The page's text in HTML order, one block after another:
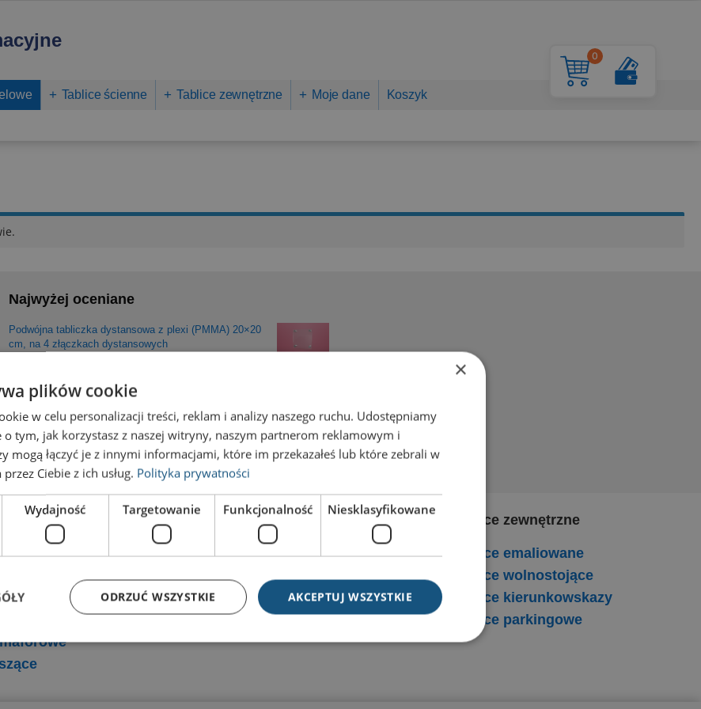
Tablice ścienne Tablice zewnętrzne Moje dane Koszyk
Najwyżej oceniane
Podwójna tabliczka dystansowa z plexi (PMMA) 20×20
cm, na 4 złączkach dystansowych
Tabliczka przydrzwiowa Economy E-21-125-31SW
67,31
Tabliczka przydrzwiowa Universal U21-125-62
117,07zł z VAT
change
Tablice ścienne
Tablice wielopanelowe
Tablice magnetyczne,
suchościeralne
Tablice zewnętrzne
Tablice emaliowane
Tablice wolnostojące
Tablice kierunkowskazy
Tablice parkingowe
0
×
plików cookie
w celu personalizacji treści, reklam i analizy naszego ruchu. Udostępniamy
tym, jak korzystasz z naszej witryny, naszym partnerom reklamowym i
mogą łączyć je z innymi informacjami, które im przekazałeś lub które zebrali w
Ciebie z ich usług. Polityka prywatności
Wydajność Targetowanie Funkcjonalność Niesklasyfikowane
AKCEPTUJ WSZYSTKIE
ODRZUĆ WSZYSTKIE